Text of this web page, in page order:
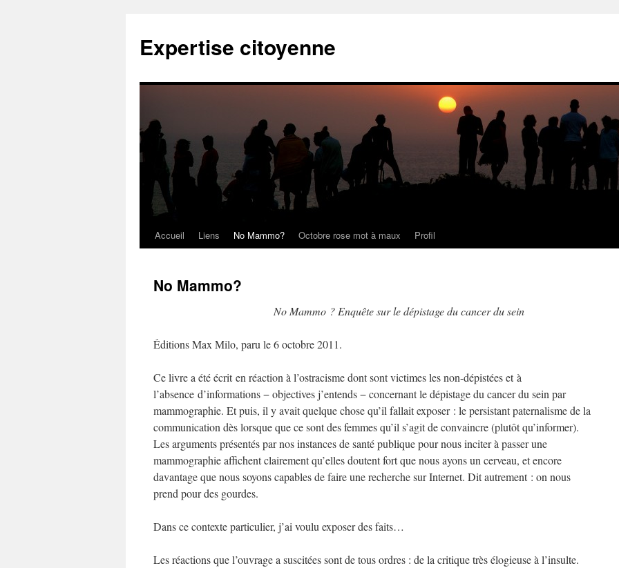
Expertise citoyenne
Accueil Liens No Mammo? Octobre rose mot à maux Profil
No Mammo?
No Mammo ? Enquête sur le dépistage du cancer du sein
Éditions Max Milo, paru le 6 octobre 2011.
Ce livre a été écrit en réaction à l’ostracisme dont sont victimes les non-dépistées et à
l’absence d’informations − objectives j’entends − concernant le dépistage du cancer du sein par
mammographie. Et puis, il y avait quelque chose qu’il fallait exposer : le persistant paternalisme de la
communication dès lorsque que ce sont des femmes qu’il s’agit de convaincre (plutôt qu’informer).
Les arguments présentés par nos instances de santé publique pour nous inciter à passer une
mammographie affichent clairement qu’elles doutent fort que nous ayons un cerveau, et encore
davantage que nous soyons capables de faire une recherche sur Internet. Dit autrement : on nous
prend pour des gourdes.
Dans ce contexte particulier, j’ai voulu exposer des faits…
Les réactions que l’ouvrage a suscitées sont de tous ordres : de la critique très élogieuse à l’insulte.